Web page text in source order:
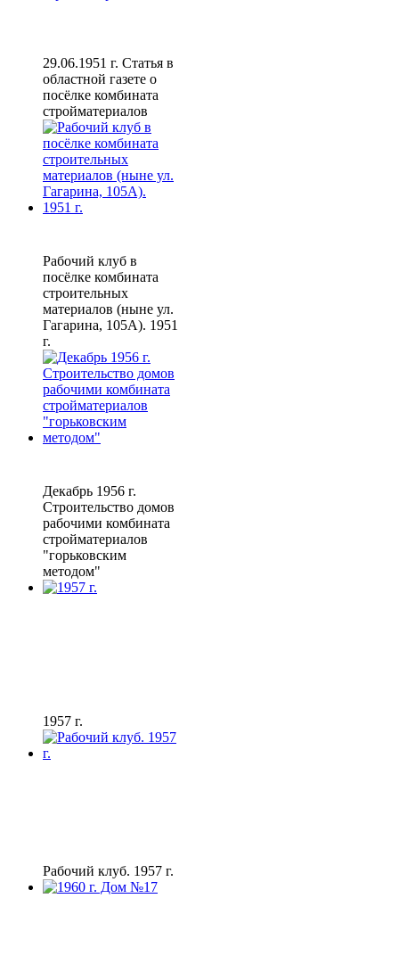
29.06.1951 г. Статья в
областной газете о
посёлке комбината
стройматериалов
Рабочий клуб в
посёлке комбината
строительных
материалов (ныне ул.
Гагарина, 105А). 1951
г.
Декабрь 1956 г.
Строительство домов
рабочими комбината
стройматериалов
"горьковским
методом"
1957 г.
Рабочий клуб. 1957 г.